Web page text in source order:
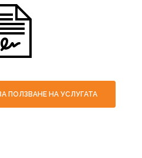
ПОЛЗВАНЕ НА УСЛУГАТА